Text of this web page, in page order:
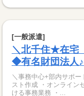
[一般派遣]
＼北千住★在宅
◆有名財団法人♪
＼事務中心+部内サポート／
スト作成 ・オンライン
ける事務業務 ・...